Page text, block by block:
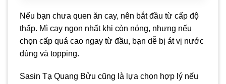
Nếu bạn chưa quen ăn cay, nên bắt đầu từ cấp độ
thấp. Mì cay ngon nhất khi còn nóng, nhưng nếu
chọn cấp quá cao ngay từ đầu, bạn dễ bị át vị nước
dùng và topping.
Sasin Tạ Quang Bửu cũng là lựa chọn hợp lý nếu